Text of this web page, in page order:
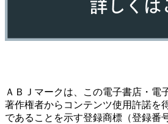
ＡＢＪマークは、この電子書店・電
著作権者からコンテンツ使用許諾を
であることを示す登録商標（登録番